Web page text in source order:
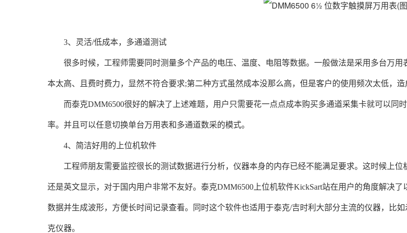
3、灵活/低成本，多通道测试
很多时候，工程师需要同时测量多个产品的电压、温度、电阻等数据。一般做法是采用多台万用
本太高、且费时费力，显然不符合要求;第二种方式虽然成本没那么高，但是客户的使用频次太低，造
而泰克DMM6500很好的解决了上述难题，用户只需要花一点点成本购买多通道采集卡就可以同
率。并且可以任意切换单台万用表和多通道数采的模式。
4、简洁好用的上位机软件
工程师朋友需要监控很长的测试数据进行分析，仪器本身的内存已经不能满足要求。这时候上位
还是英文显示，对于国内用户非常不友好。泰克DMM6500上位机软件KickSart站在用户的角度解决
数据并生成波形，方便长时间记录查看。同时这个软件也适用于泰克/吉时利大部分主流的仪器，比
克仪器。